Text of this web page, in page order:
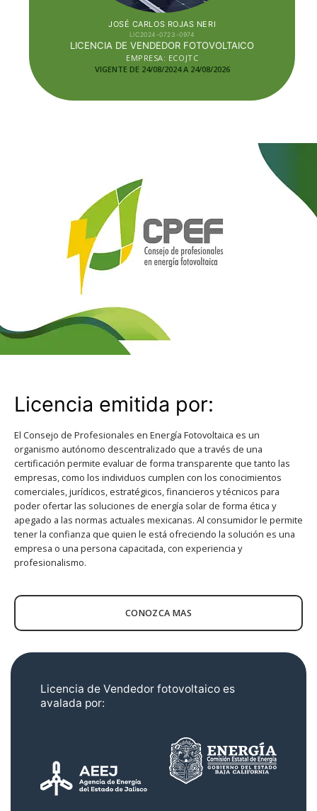
JOSÉ CARLOS ROJAS NERI
LIC2024-0723-0974
LICENCIA DE VENDEDOR FOTOVOLTAICO
EMPRESA: ECOJTC
VIGENTE DE 24/08/2024 A 24/08/2026
Licencia emitida por:
El Consejo de Profesionales en Energía Fotovoltaica es un
organismo autónomo descentralizado que a través de una
certificación permite evaluar de forma transparente que tanto las
empresas, como los individuos cumplen con los conocimientos
comerciales, jurídicos, estratégicos, financieros y técnicos para
poder ofertar las soluciones de energía solar de forma ética y
apegado a las normas actuales mexicanas. Al consumidor le permite
tener la confianza que quien le está ofreciendo la solución es una
empresa o una persona capacitada, con experiencia y
profesionalismo.
CONOZCA MAS
Licencia de Vendedor fotovoltaico es
avalada por: